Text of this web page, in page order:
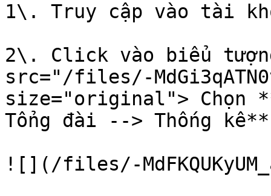
1\. Truy cập vào tài
2\. Click vào biểu
src="/files/-
size="original">
Tổng đài --> Thống kê**
![](/files/-